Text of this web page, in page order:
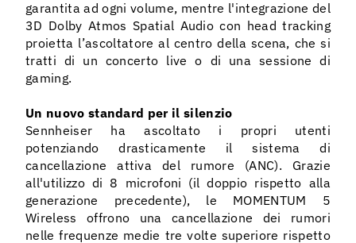
garantita ad ogni volume, mentre l'integrazione del
3D Dolby Atmos Spatial Audio con head tracking
proietta l’ascoltatore al centro della scena, che si
tratti di un concerto live o di una sessione di
gaming.
Un nuovo standard per il silenzio
Sennheiser ha ascoltato i propri utenti
potenziando drasticamente il sistema di
cancellazione attiva del rumore (ANC). Grazie
all'utilizzo di 8 microfoni (il doppio rispetto alla
generazione precedente), le MOMENTUM 5
Wireless offrono una cancellazione dei rumori
nelle frequenze medie tre volte superiore rispetto